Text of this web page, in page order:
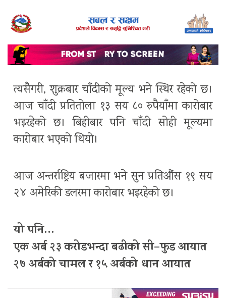
त्यसैगरी, शुक्रबार चाँदीको मूल्य भने स्थिर रहेको छ।
आज चाँदी प्रतितोला १३ सय ८० रुपैयाँमा कारोबार
भइरहेको छ। बिहीबार पनि चाँदी सोही मूल्यमा
कारोबार भएको थियो।
आज अन्तर्राष्ट्रिय बजारमा भने सुन प्रतिऔंस १९ सय
२४ अमेरिकी डलरमा कारोबार भइरहेको छ।
यो पनि…
एक अर्ब २३ करोडभन्दा बढीको सी–फुड आयात
२७ अर्बको चामल र १५ अर्बको धान आयात